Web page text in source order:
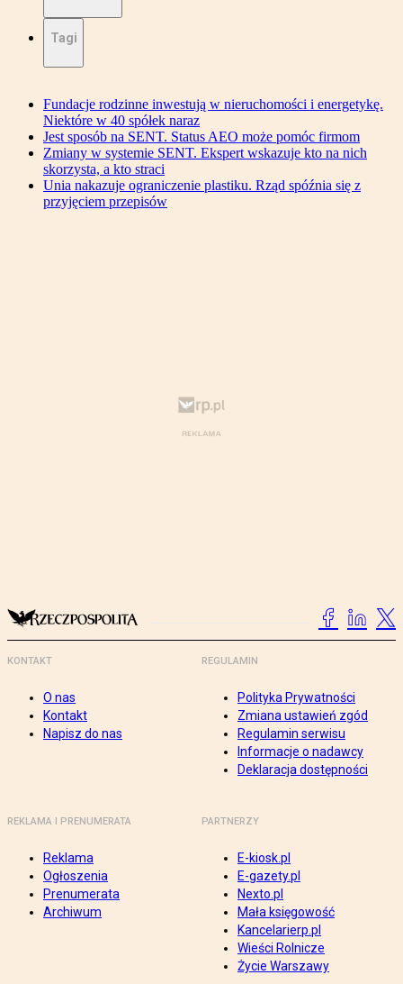
Tagi
Fundacje rodzinne inwestują w nieruchomości i energetykę.
Niektóre w 40 spółek naraz
Jest sposób na SENT. Status AEO może pomóc firmom
Zmiany w systemie SENT. Ekspert wskazuje kto na nich
skorzysta, a kto straci
Unia nakazuje ograniczenie plastiku. Rząd spóźnia się z
przyjęciem przepisów
KONTAKT
O nas
Kontakt
Napisz do nas
REGULAMIN
Polityka Prywatności
Zmiana ustawień zgód
Regulamin serwisu
Informacje o nadawcy
Deklaracja dostępności
REKLAMA I PRENUMERATA
Reklama
Ogłoszenia
Prenumerata
Archiwum
PARTNERZY
E-kiosk.pl
E-gazety.pl
Nexto.pl
Mała księgowość
Kancelarierp.pl
Wieści Rolnicze
Życie Warszawy